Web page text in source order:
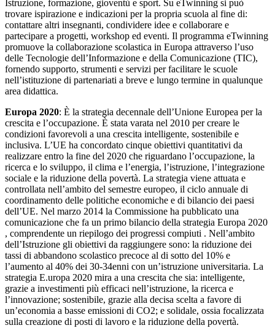
Istruzione, formazione, gioventù e sport. Su eTwinning si può
trovare ispirazione e indicazioni per la propria scuola al fine di:
contattare altri insegnanti, condividere idee e collaborare e
partecipare a progetti, workshop ed eventi. Il programma eTwinning
promuove la collaborazione scolastica in Europa attraverso l’uso
delle Tecnologie dell’Informazione e della Comunicazione (TIC),
fornendo supporto, strumenti e servizi per facilitare le scuole
nell’istituzione di partenariati a breve e lungo termine in qualunque
area didattica.
Europa 2020: È la strategia decennale dell’Unione Europea per la
crescita e l’occupazione. È stata varata nel 2010 per creare le
condizioni favorevoli a una crescita intelligente, sostenibile e
inclusiva. L’UE ha concordato cinque obiettivi quantitativi da
realizzare entro la fine del 2020 che riguardano l’occupazione, la
ricerca e lo sviluppo, il clima e l’energia, l’istruzione, l’integrazione
sociale e la riduzione della povertà. La strategia viene attuata e
controllata nell’ambito del semestre europeo, il ciclo annuale di
coordinamento delle politiche economiche e di bilancio dei paesi
dell’UE. Nel marzo 2014 la Commissione ha pubblicato una
comunicazione che fa un primo bilancio della strategia Europa 2020
, comprendente un riepilogo dei progressi compiuti . Nell’ambito
dell’Istruzione gli obiettivi da raggiungere sono: la riduzione dei
tassi di abbandono scolastico precoce al di sotto del 10% e
l’aumento al 40% dei 30-34enni con un’istruzione universitaria. La
strategia E.uropa 2020 mira a una crescita che sia: intelligente,
grazie a investimenti più efficaci nell’istruzione, la ricerca e
l’innovazione; sostenibile, grazie alla decisa scelta a favore di
un’economia a basse emissioni di CO2; e solidale, ossia focalizzata
sulla creazione di posti di lavoro e la riduzione della povertà.